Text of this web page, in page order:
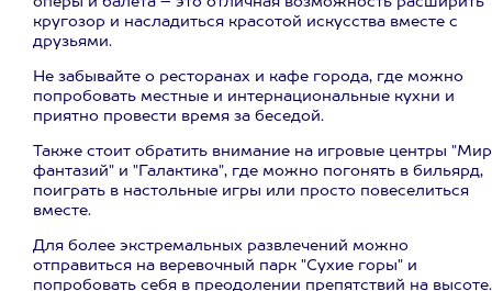
кругозор и насладиться красотой искусства вместе с
друзьями.
Не забывайте о ресторанах и кафе города, где можно
попробовать местные и интернациональные кухни и
приятно провести время за беседой.
Также стоит обратить внимание на игровые центры "Мир
фантазий" и "Галактика", где можно погонять в бильярд,
поиграть в настольные игры или просто повеселиться
вместе.
Для более экстремальных развлечений можно
отправиться на веревочный парк "Сухие горы" и
попробовать себя в преодолении препятствий на высоте.